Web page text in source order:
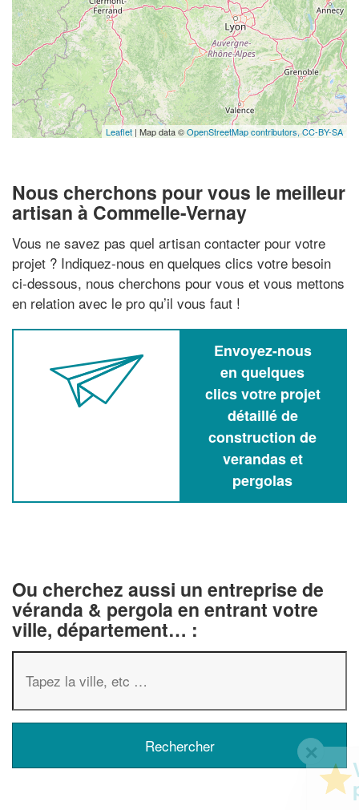
Leaflet | Map data ©OpenStreetMap contributors,CC-BY-SA
Nous cherchons pour vous le meilleur
artisan à Commelle-Vernay
Vous ne savez pas quel artisan contacter pour votre
projet ? Indiquez-nous en quelques clics votre besoin
ci-dessous, nous cherchons pour vous et vous mettons
en relation avec le pro qu’il vous faut !
Envoyez-nous
en quelques
clics votre projet
détaillé de
construction de
verandas et
pergolas
Ou cherchez aussi un entreprise de
véranda & pergola en entrant votre
ville, département… :
Vous êtes un